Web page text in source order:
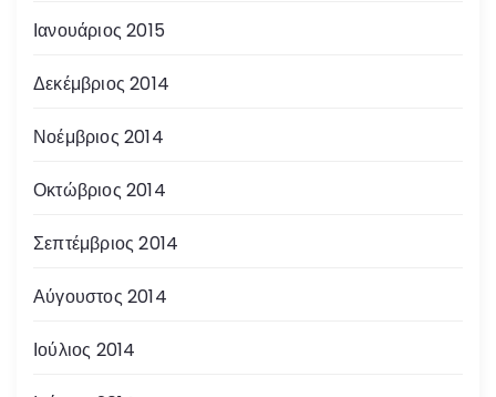
Ιανουάριος 2015
Δεκέμβριος 2014
Νοέμβριος 2014
Οκτώβριος 2014
Σεπτέμβριος 2014
Αύγουστος 2014
Ιούλιος 2014